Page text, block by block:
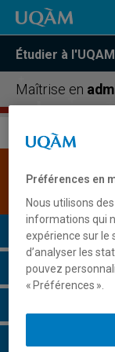
Étudier à l'UQAM
Maîtrise en
Une
Présentation
Conditions
Grille de
Préférences en
Nous utilisons
informations qui
expérience sur le
d’analyser les
pouvez
« Préférences ».